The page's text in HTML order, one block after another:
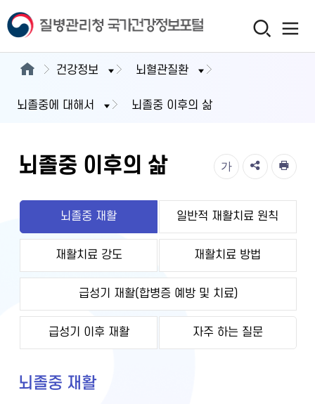
건강정보 뇌혈관질환
뇌졸중에 대해서 뇌졸중 이후의 삶
뇌졸중 이후의 삶 가
뇌졸중 재활 일반적 재활치료 원칙
재활치료 강도 재활치료 방법
급성기 재활(합병증 예방 및 치료)
급성기 이후 재활 자주 하는 질문
뇌졸중 재활